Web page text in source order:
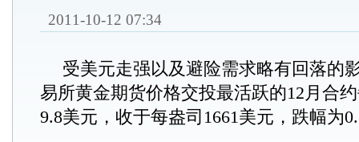
2011-10-12 07:34
受美元走强以及避险需求略有回落的
易所黄金期货价格交投最活跃的12月合
9.8美元，收于每盎司1661美元，跌幅为